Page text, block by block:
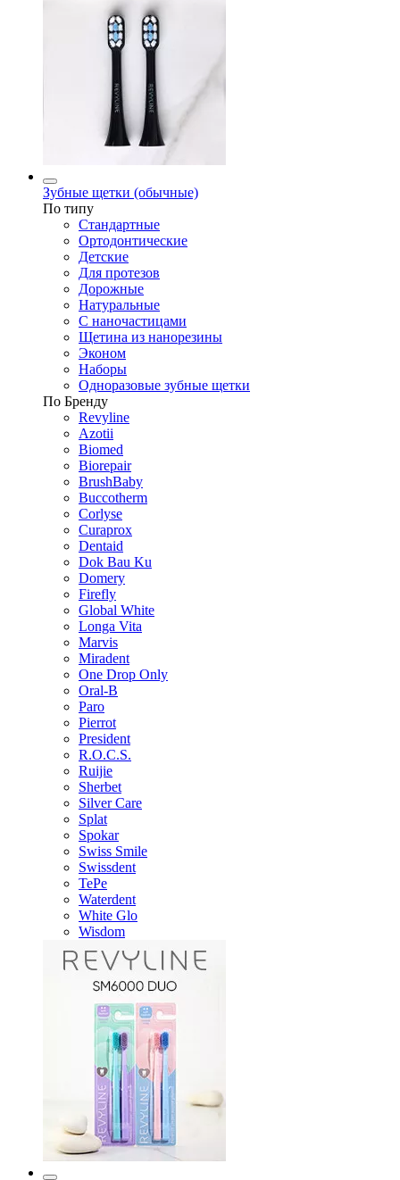
Зубные щетки (обычные)
По типу
Стандартные
Ортодонтические
Детские
Для протезов
Дорожные
Натуральные
С наночастицами
Щетина из нанорезины
Эконом
Наборы
Одноразовые зубные щетки
По Бренду
Revyline
Azotii
Biomed
Biorepair
BrushBaby
Buccotherm
Corlyse
Curaprox
Dentaid
Dok Bau Ku
Domery
Firefly
Global White
Longa Vita
Marvis
Miradent
One Drop Only
Oral-B
Paro
Pierrot
President
R.O.C.S.
Ruijie
Sherbet
Silver Care
Splat
Spokar
Swiss Smile
Swissdent
TePe
Waterdent
White Glo
Wisdom